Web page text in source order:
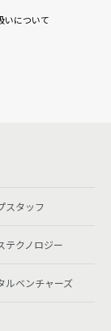
いについて
スタッフ
テクノロジー
ルベンチャーズ